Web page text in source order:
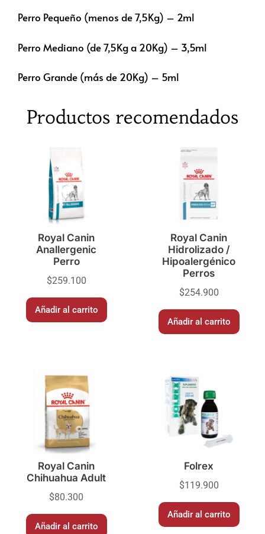
Perro Pequeño (menos de 7,5Kg) – 2ml
Perro Mediano (de 7,5Kg a 20Kg) – 3,5ml
Perro Grande (más de 20Kg) – 5ml
Productos recomendados
Royal Canin
Anallergenic
Perro
$259.100
Añadir al carrito
Royal Canin
Hidrolizado /
Hipoalergénico
Perros
$254.900
Añadir al carrito
Royal Canin
Chihuahua Adult
$80.300
Añadir al carrito
Folrex
$119.900
Añadir al carrito